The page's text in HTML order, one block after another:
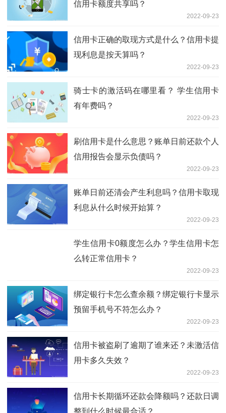
信用卡额度共享吗？
2022-09-23
信用卡正确的取现方式是什么？信用卡提
现利息是按天算吗？
2022-09-23
骑士卡的激活码在哪里看？ 学生信用卡
有年费吗？
2022-09-23
刷信用卡是什么意思？账单日前还款个人
信用报告会显示负债吗？
2022-09-23
账单日前还清会产生利息吗？信用卡取现
利息从什么时候开始算？
2022-09-23
学生信用卡0额度怎么办？学生信用卡怎
么转正常信用卡？
2022-09-23
绑定银行卡怎么查余额？绑定银行卡显示
预留手机号不符怎么办？
2022-09-23
信用卡被盗刷了逾期了谁来还？未激活信
用卡多久失效？
2022-09-23
信用卡长期循环还款会降额吗？还款日调
整到什么时候最合适？